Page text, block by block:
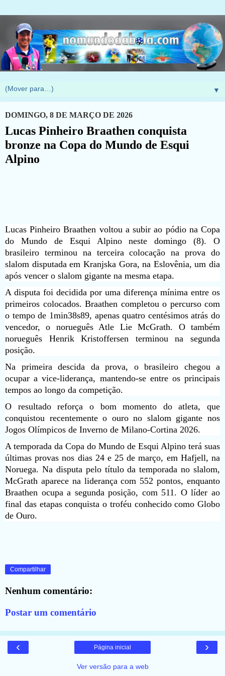
▼
DOMINGO, 8 DE MARÇO DE 2026
Lucas Pinheiro Braathen conquista
bronze na Copa do Mundo de Esqui
Alpino
Lucas Pinheiro Braathen voltou a subir ao pódio na Copa
do Mundo de Esqui Alpino neste domingo (8). O
brasileiro terminou na terceira colocação na prova do
slalom disputada em Kranjska Gora, na Eslovênia, um dia
após vencer o slalom gigante na mesma etapa.
A disputa foi decidida por uma diferença mínima entre os
primeiros colocados. Braathen completou o percurso com
o tempo de 1min38s89, apenas quatro centésimos atrás do
vencedor, o norueguês Atle Lie McGrath. O também
norueguês Henrik Kristoffersen terminou na segunda
posição.
Na primeira descida da prova, o brasileiro chegou a
ocupar a vice-liderança, mantendo-se entre os principais
tempos ao longo da competição.
O resultado reforça o bom momento do atleta, que
conquistou recentemente o ouro no slalom gigante nos
Jogos Olímpicos de Inverno de Milano-Cortina 2026.
A temporada da Copa do Mundo de Esqui Alpino terá suas
últimas provas nos dias 24 e 25 de março, em Hafjell, na
Noruega. Na disputa pelo título da temporada no slalom,
McGrath aparece na liderança com 552 pontos, enquanto
Braathen ocupa a segunda posição, com 511. O líder ao
final das etapas conquista o troféu conhecido como Globo
de Ouro.
Compartilhar
Nenhum comentário:
Postar um comentário
‹ ›
Página inicial
Ver versão para a web